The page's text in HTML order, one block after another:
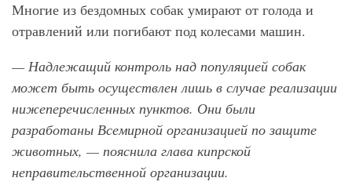
Многие из бездомных собак умирают от голода и
отравлений или погибают под колесами машин.
— Надлежащий контроль над популяцией собак
может быть осуществлен лишь в случае реализации
нижеперечисленных пунктов. Они были
разработаны Всемирной организацией по защите
животных, — пояснила глава кипрской
неправительственной организации.